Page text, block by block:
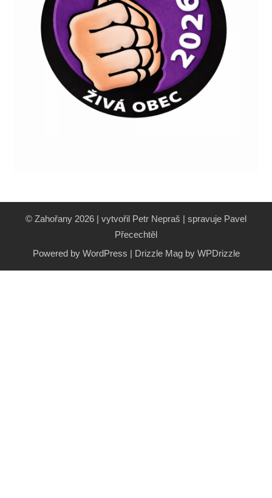
© Zahořany 2026 | vytvořil Petr Nepraš | spravuje Pavel
Přecechtěl
Powered by WordPress | Drizzle Mag by WPDrizzle